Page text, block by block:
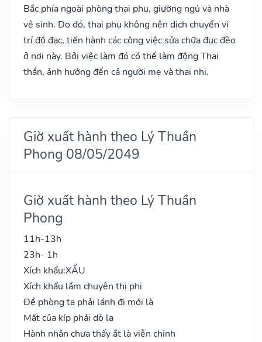
Bắc phía ngoài phòng thai phụ, giường ngủ và nhà
vệ sinh. Do đó, thai phụ không nên dịch chuyển vị
trí đồ đạc, tiến hành các công việc sửa chữa đục đẽo
ở nơi này. Bởi việc làm đó có thể làm động Thai
thần, ảnh hưởng đến cả người mẹ và thai nhi.
Giờ xuất hành theo Lý Thuần
Phong 08/05/2049
Giờ xuất hành theo Lý Thuần
Phong
11h-13h
23h- 1h
Xích khẩu:XẤU
Xích khẩu lắm chuyên thị phi
Đề phòng ta phải lánh đi mới là
Mất của kíp phải dò la
Hành nhân chưa thấy ắt là viễn chinh